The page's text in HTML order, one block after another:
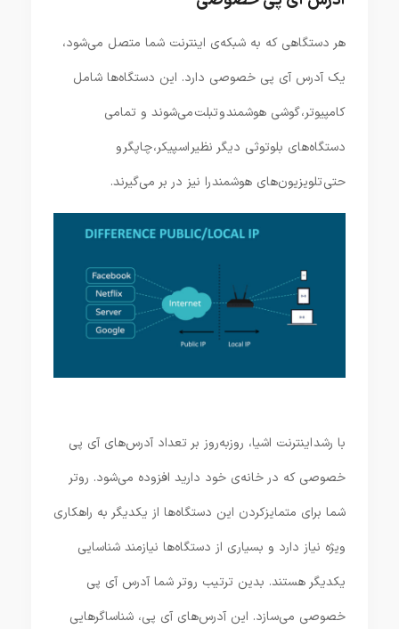
هر دستگاهی که به شبکه‌ی اینترنت شما متصل می‌شود،
یک آدرس آی پی خصوصی دارد. این دستگاه‌ها شامل
کامپیوتر، گوشی هوشمند و تبلت‌ می‌شوند و تمامی
دستگاه‌های بلوتوثی دیگر نظیر اسپیکر، چاپگر و
حتی تلویزیون‌های هوشمند را نیز در بر می‌گیرند.
با رشد اینترنت اشیا، روزبه‌روز بر تعداد آدرس‌های آی پی
خصوصی که در خانه‌ی خود دارید افزوده می‌شود. روتر
شما برای متمایزکردن این دستگاه‌ها از یکدیگر به راهکاری
ویژه نیاز دارد و بسیاری از دستگاه‌ها نیازمند شناسایی
یکدیگر هستند. بدین ترتیب روتر شما آدرس آی پی
خصوصی می‌سازد. این آدرس‌های آی پی، شناساگرهایی